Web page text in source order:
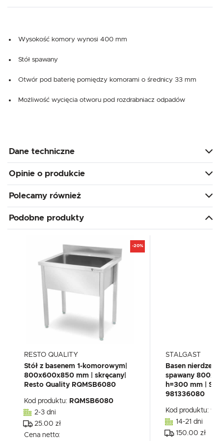
Wysokość komory wynosi 400 mm
Stół spawany
Otwór pod baterię pomiędzy komorami o średnicy 33 mm
Możliwość wycięcia otworu pod rozdrabniacz odpadów
Dane techniczne
Opinie o produkcie
Polecamy również
Podobne produkty
-20%
RESTO QUALITY
Stół z basenem 1-komorowym|
800x600x850 mm | skręcany|
Resto Quality RQMSB6080
Kod produktu: RQMSB6080
2-3 dni
25.00 zł
Cena netto:
STALGAST
Basen
spawany
h=300 mm |
981336080
Kod produktu:
14-21 dni
150.00 zł